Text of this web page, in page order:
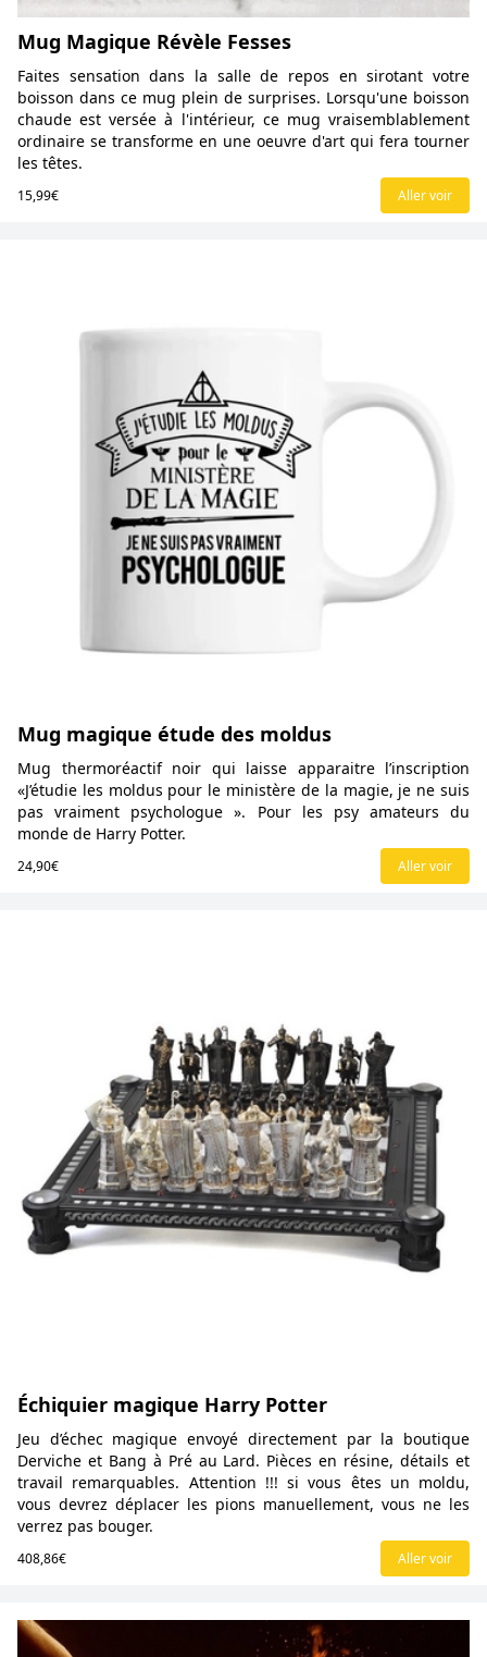
Mug Magique Révèle Fesses
Faites sensation dans la salle de repos en sirotant votre
boisson dans ce mug plein de surprises. Lorsqu'une boisson
chaude est versée à l'intérieur, ce mug vraisemblablement
ordinaire se transforme en une oeuvre d'art qui fera tourner
les têtes.
15,99€ Aller voir
Mug magique étude des moldus
Mug thermoréactif noir qui laisse apparaitre l’inscription
«J’étudie les moldus pour le ministère de la magie, je ne suis
pas vraiment psychologue ». Pour les psy amateurs du
monde de Harry Potter.
24,90€ Aller voir
Échiquier magique Harry Potter
Jeu d’échec magique envoyé directement par la boutique
Derviche et Bang à Pré au Lard. Pièces en résine, détails et
travail remarquables. Attention !!! si vous êtes un moldu,
vous devrez déplacer les pions manuellement, vous ne les
verrez pas bouger.
408,86€ Aller voir